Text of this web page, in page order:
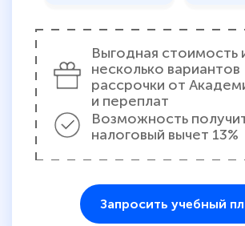
Выгодная стоимость
несколько вариантов
рассрочки от
и переплат
Возможность
налоговый вычет 13%
Запросить учебный